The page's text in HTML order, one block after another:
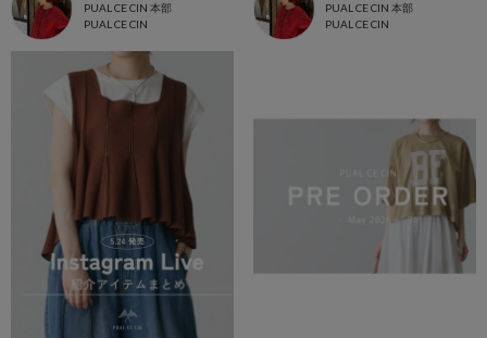
PUAL CE CIN 本部
PUAL CE CIN
PUAL CE CIN 本部
PUAL CE CIN